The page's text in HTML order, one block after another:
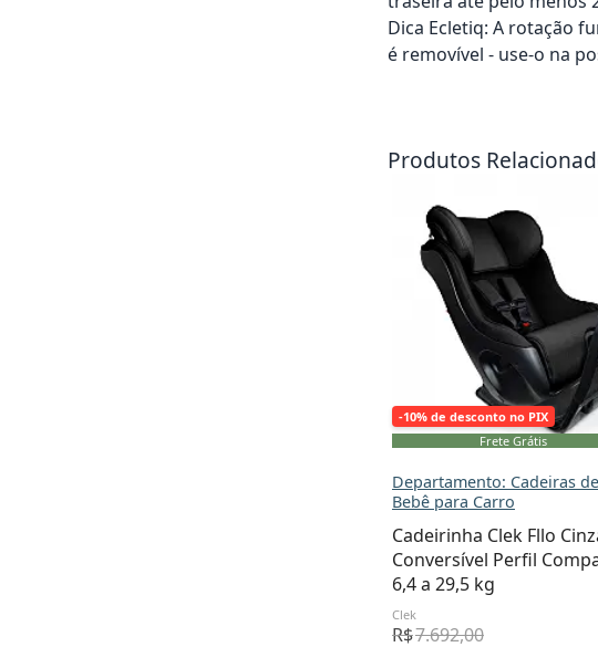
Dica Ecletiq: A rotação
é removível - use-o na
Produtos
-10% de desconto no PIX
Frete Grátis
Departamento: Cadeiras de
Bebê para Carro
Cadeirinha Clek Fllo
Conversível Perfil
6,4 a 29,5 kg
Adicionar ao carrinho
Clek
R$7.692,00